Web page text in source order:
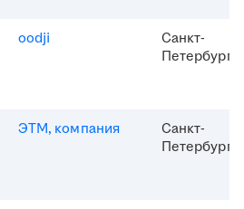
oodji
Санкт-
Петербург
ЭТМ, компания
Санкт-
Петербург